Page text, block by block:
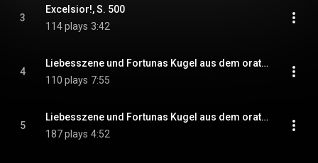
3
Excelsior!, S. 500
114 plays 3:42
4
Liebesszene und Fortunas Kugel aus dem oratorium Die sieben Todsünden, S. 490: I. Liebesszene
110 plays 7:55
5
Liebesszene und Fortunas Kugel aus dem oratorium Die sieben Todsünden, S. 490: II. Fortunas Kugel
187 plays 4:52